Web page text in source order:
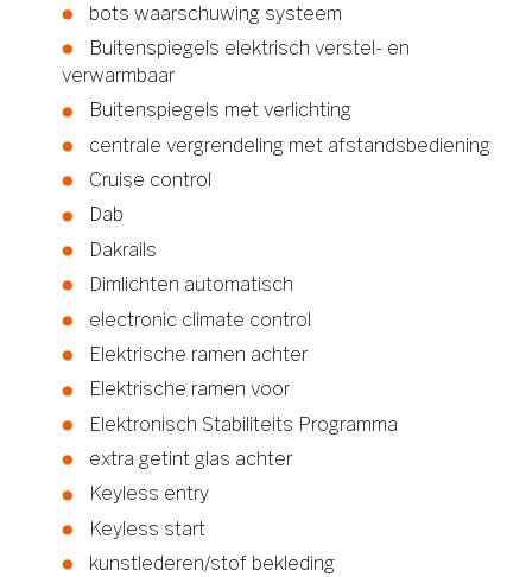
bots waarschuwing systeem
Buitenspiegels elektrisch verstel- en
verwarmbaar
Buitenspiegels met verlichting
centrale vergrendeling met afstandsbediening
Cruise control
Dab
Dakrails
Dimlichten automatisch
electronic climate control
Elektrische ramen achter
Elektrische ramen voor
Elektronisch Stabiliteits Programma
extra getint glas achter
Keyless entry
Keyless start
kunstlederen/stof bekleding